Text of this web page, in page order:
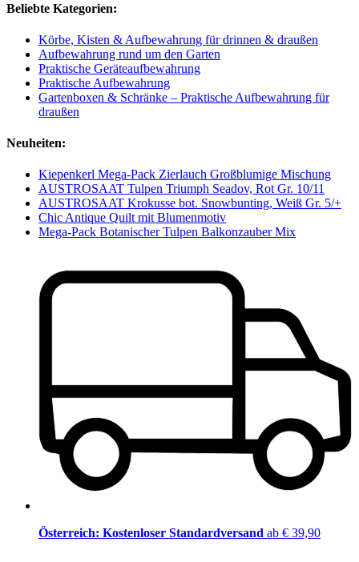
Beliebte Kategorien:
Körbe, Kisten & Aufbewahrung für drinnen & draußen
Aufbewahrung rund um den Garten
Praktische Geräteaufbewahrung
Praktische Aufbewahrung
Gartenboxen & Schränke – Praktische Aufbewahrung für
draußen
Neuheiten:
Kiepenkerl Mega-Pack Zierlauch Großblumige Mischung
AUSTROSAAT Tulpen Triumph Seadov, Rot Gr. 10/11
AUSTROSAAT Krokusse bot. Snowbunting, Weiß Gr. 5/+
Chic Antique Quilt mit Blumenmotiv
Mega-Pack Botanischer Tulpen Balkonzauber Mix
Österreich: Kostenloser Standardversand ab € 39,90